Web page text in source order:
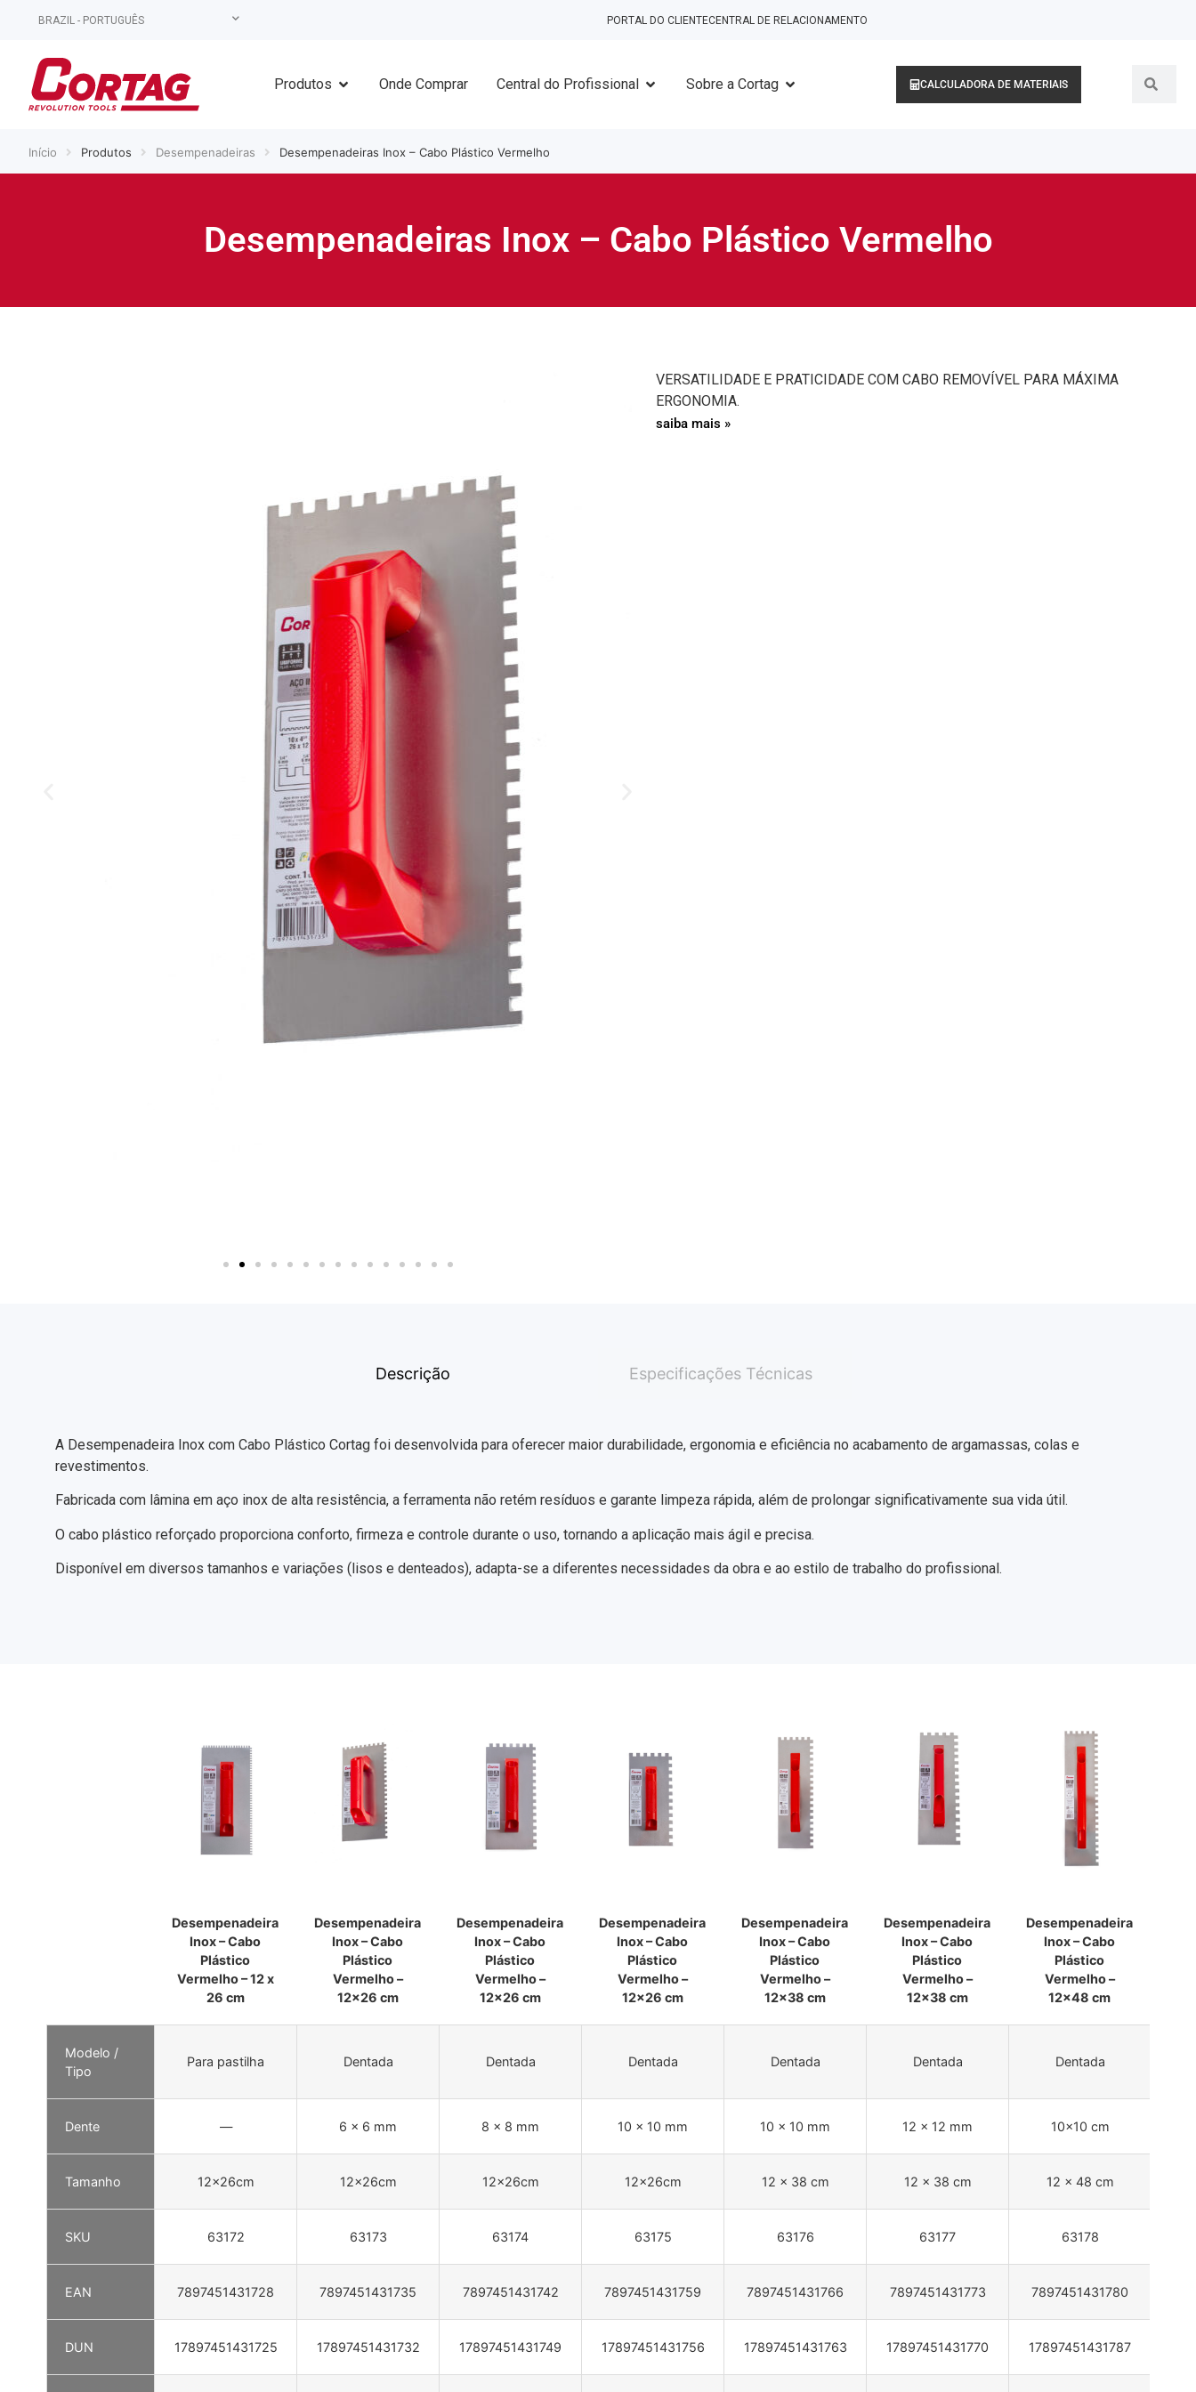
BRAZIL - PORTUGUÊS PORTAL DO CLIENTECENTRAL DE RELACIONAMENTO
Produtos Onde Comprar Central do Profissional Sobre a Cortag CALCULADORA DE MATERIAIS
Início Produtos Desempenadeiras Desempenadeiras Inox – Cabo Plástico Vermelho
Desempenadeiras Inox – Cabo Plástico Vermelho
VERSATILIDADE E PRATICIDADE COM CABO REMOVÍVEL PARA MÁXIMA
ERGONOMIA.
saiba mais »
Descrição Especificações Técnicas
A Desempenadeira Inox com Cabo Plástico Cortag foi desenvolvida para oferecer maior durabilidade, ergonomia e eficiência no acabamento de argamassas, colas e
revestimentos.
Fabricada com lâmina em aço inox de alta resistência, a ferramenta não retém resíduos e garante limpeza rápida, além de prolongar significativamente sua vida útil.
O cabo plástico reforçado proporciona conforto, firmeza e controle durante o uso, tornando a aplicação mais ágil e precisa.
Disponível em diversos tamanhos e variações (lisos e denteados), adapta-se a diferentes necessidades da obra e ao estilo de trabalho do profissional.
Desempenadeira
Inox – Cabo
Plástico
Vermelho – 12 x
26 cm
Desempenadeira
Inox – Cabo
Plástico
Vermelho –
12×26 cm
Desempenadeira
Inox – Cabo
Plástico
Vermelho –
12×26 cm
Desempenadeira
Inox – Cabo
Plástico
Vermelho –
12×26 cm
Desempenadeira
Inox – Cabo
Plástico
Vermelho –
12×38 cm
Desempenadeira
Inox – Cabo
Plástico
Vermelho –
12×38 cm
Desempenadeira
Inox – Cabo
Plástico
Vermelho –
12×48 cm
Modelo /
Tipo
Para pastilha Dentada Dentada Dentada Dentada Dentada Dentada
Dente — 6 x 6 mm 8 x 8 mm 10 x 10 mm 10 x 10 mm 12 x 12 mm 10x10 cm
Tamanho 12x26cm 12x26cm 12x26cm 12x26cm 12 x 38 cm 12 x 38 cm 12 x 48 cm
SKU 63172 63173 63174 63175 63176 63177 63178
EAN 7897451431728 7897451431735 7897451431742 7897451431759 7897451431766 7897451431773 7897451431780
DUN 17897451431725 17897451431732 17897451431749 17897451431756 17897451431763 17897451431770 17897451431787